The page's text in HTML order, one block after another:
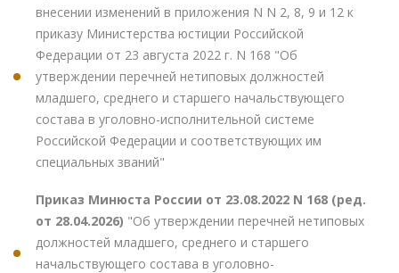
внесении изменений в приложения N N 2, 8, 9 и 12 к
приказу Министерства юстиции Российской
Федерации от 23 августа 2022 г. N 168 "Об
утверждении перечней нетиповых должностей
младшего, среднего и старшего начальствующего
состава в уголовно-исполнительной системе
Российской Федерации и соответствующих им
специальных званий"
Приказ Минюста России от 23.08.2022 N 168 (ред.
от 28.04.2026) "Об утверждении перечней нетиповых
должностей младшего, среднего и старшего
начальствующего состава в уголовно-